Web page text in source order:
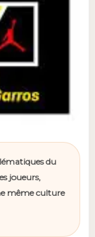
du
joueurs,
même culture